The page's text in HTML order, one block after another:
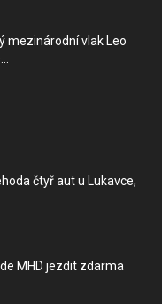
mezinárodní vlak Leo
čtyř aut u Lukavce,
MHD jezdit zdarma